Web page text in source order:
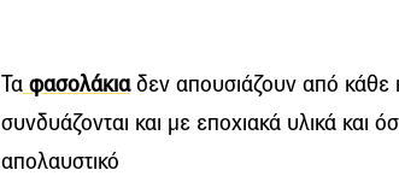
Τα φασολάκιαδεν απουσιάζουν από κάθε
συνδυάζονται και με εποχιακά υλικά και
απολαυστικό